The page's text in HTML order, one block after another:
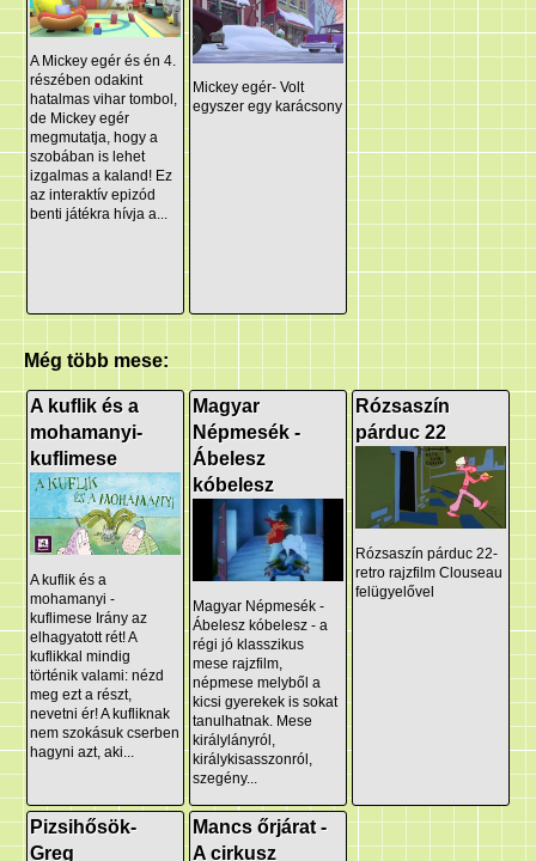
A Mickey egér és én 4.
részében odakint
hatalmas vihar tombol,
de Mickey egér
megmutatja, hogy a
szobában is lehet
izgalmas a kaland! Ez
az interaktív epizód
benti játékra hívja a...
Mickey egér- Volt
egyszer egy karácsony
Még több mese:
A kuflik és a
mohamanyi-
kuflimese
A kuflik és a
mohamanyi -
kuflimese Irány az
elhagyatott rét! A
kuflikkal mindig
történik valami: nézd
meg ezt a részt,
nevetni ér! A kufliknak
nem szokásuk cserben
hagyni azt, aki...
Magyar
Népmesék -
Ábelesz
kóbelesz
Magyar Népmesék -
Ábelesz kóbelesz - a
régi jó klasszikus
mese rajzfilm,
népmese melyből a
kicsi gyerekek is sokat
tanulhatnak. Mese
királylányról,
királykisasszonról,
szegény...
Rózsaszín
párduc 22
Rózsaszín párduc 22-
retro rajzfilm Clouseau
felügyelővel
Pizsihősök-
Greg
Mancs őrjárat -
A cirkusz